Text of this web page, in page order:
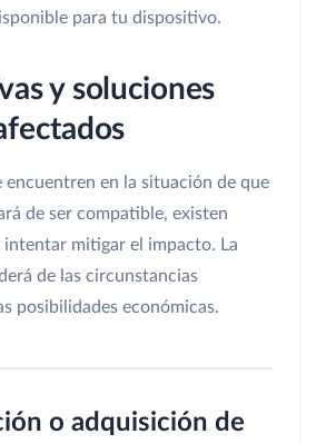
para tu dispositivo.
y soluciones
encuentren en la situación de que
de ser compatible, existen
intentar mitigar el impacto. La
de las circunstancias
posibilidades económicas.
o adquisición de